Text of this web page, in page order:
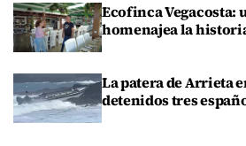
Ecofinca Vegacosta:
homenajea la
La patera de Arrieta
detenidos tres